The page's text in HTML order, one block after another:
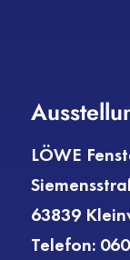
LÖWE
63839
Telefon: